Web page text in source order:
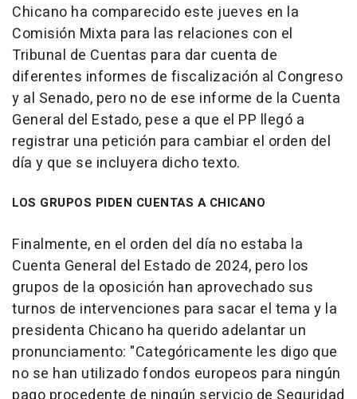
Chicano ha comparecido este jueves en la
Comisión Mixta para las relaciones con el
Tribunal de Cuentas para dar cuenta de
diferentes informes de fiscalización al Congreso
y al Senado, pero no de ese informe de la Cuenta
General del Estado, pese a que el PP llegó a
registrar una petición para cambiar el orden del
día y que se incluyera dicho texto.
LOS GRUPOS PIDEN CUENTAS A CHICANO
Finalmente, en el orden del día no estaba la
Cuenta General del Estado de 2024, pero los
grupos de la oposición han aprovechado sus
turnos de intervenciones para sacar el tema y la
presidenta Chicano ha querido adelantar un
pronunciamento: "Categóricamente les digo que
no se han utilizado fondos europeos para ningún